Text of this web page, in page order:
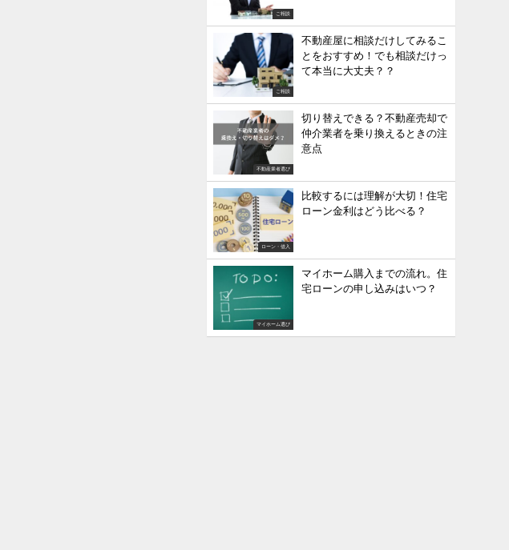
ご相談
ご相談
不動産屋に相談だけしてみるこ
とをおすすめ！でも相談だけっ
て本当に大丈夫？？
不動産業者選び
切り替えできる？不動産売却で
仲介業者を乗り換えるときの注
意点
ローン・借入
比較するには理解が大切！住宅
ローン金利はどう比べる？
マイホーム選び
マイホーム購入までの流れ。住
宅ローンの申し込みはいつ？